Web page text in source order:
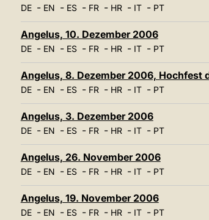
DE- EN - ES- FR- HR- IT- PT
Angelus, 10. Dezember 2006
DE- EN - ES- FR- HR- IT- PT
Angelus, 8. Dezember 2006, Hochfest
DE- EN - ES- FR- HR- IT- PT
Angelus, 3. Dezember 2006
DE- EN - ES- FR- HR- IT- PT
Angelus, 26. November 2006
DE- EN - ES- FR- HR- IT- PT
Angelus, 19. November 2006
DE- EN - ES- FR- HR- IT- PT